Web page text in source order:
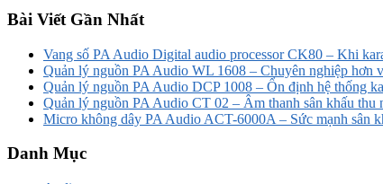
Bài Viết Gần Nhất
Vang số PA Audio Digital audio processor CK80 – Khi
Quản lý nguồn PA Audio WL 1608 – Chuyên nghiệp hơn
Quản lý nguồn PA Audio DCP 1008 – Ổn định hệ thống
Quản lý nguồn PA Audio CT 02 – Âm thanh sân khấu thu
Micro không dây PA Audio ACT-6000A – Sức mạnh sân
Danh Mục